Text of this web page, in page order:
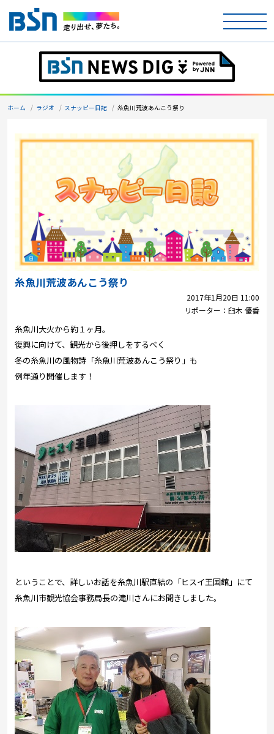
ホーム
テレビ
アナウンサー
イベント
ニュース
天気
プレゼント
キッズ
Well-being 防災・減災
ショッピング
お問い合わせ
ホーム ラジオ スナッピー日記 糸魚川荒波あんこう祭り
糸魚川荒波あんこう祭り
2017年1月20日 11:00
リポーター： 臼木 優香
糸魚川大火から約１ヶ月。
復興に向けて、観光から後押しをするべく
冬の糸魚川の風物詩「糸魚川荒波あんこう祭り」も
例年通り開催します！
ということで、詳しいお話を糸魚川駅直結の「ヒスイ王国館」にて
糸魚川市観光協会事務局長の滝川さんにお聞きしました。